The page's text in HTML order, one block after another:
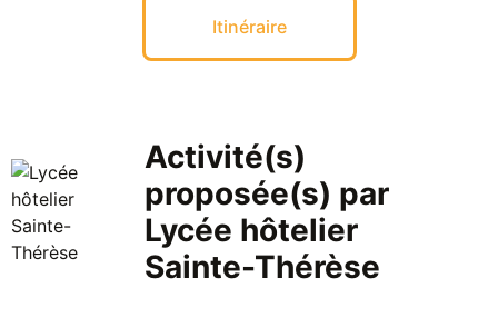
Itinéraire
Activité(s)
proposée(s) par
Lycée hôtelier
Sainte-Thérèse